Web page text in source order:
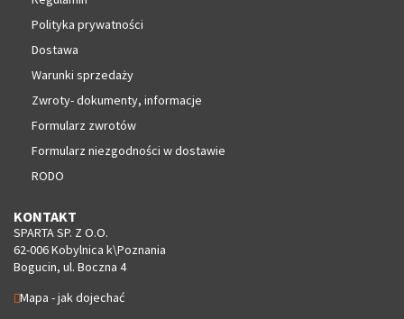
Polityka prywatności
Dostawa
Warunki sprzedaży
Zwroty- dokumenty, informacje
Formularz zwrotów
Formularz niezgodności w dostawie
RODO
KONTAKT
SPARTA SP. Z O.O.
62-006 Kobylnica k\Poznania
Bogucin, ul. Boczna 4
Mapa - jak dojechać